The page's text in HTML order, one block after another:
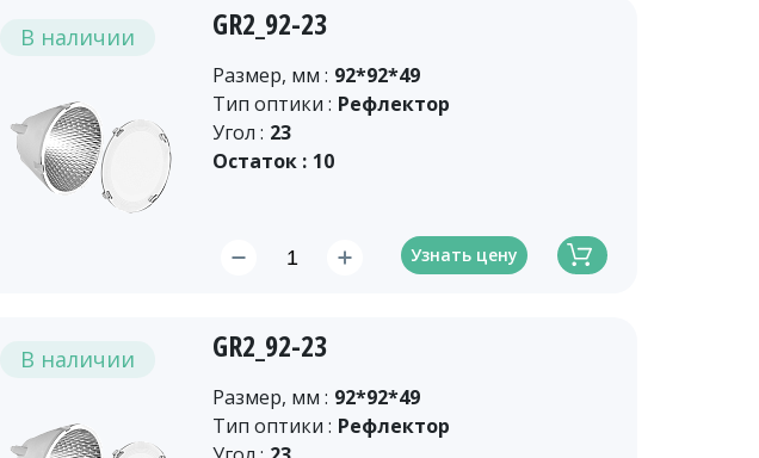
В наличии GR2_92-23
Размер, мм : 92*92*49
Тип оптики : Рефлектор
Угол : 23
Остаток : 10
Узнать цену
В наличии GR2_92-23
Размер, мм : 92*92*49
Тип оптики : Рефлектор